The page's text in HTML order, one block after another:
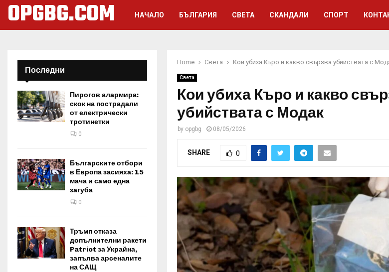
OPGBG.COM НАЧАЛО БЪЛГАРИЯ СВЕТА СКАНДАЛИ СПОРТ
Home Света Кои убиха Къро и какво свързва убийствата с
Света
Кои убиха Къро и какво
убийствата с Модак
by opgbg 08/05/2026
SHARE 0
Последни
Пирогов алармира:
скок на пострадали
от електрически
тротинетки
0
Българските отбори
в Европа засияха: 15
мача и само една
загуба
0
Тръмп отказа
допълнителни ракети
Patriot за Украйна,
запълва арсеналите
на САЩ